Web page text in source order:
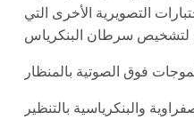
التصويرية الأخرى التي
فوق الصوتية بالمنظار
والبنكرياسية بالتنظير